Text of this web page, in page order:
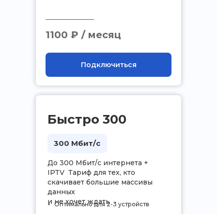
Подключиться
1100 ₽ / месяц
.
Быстро 300
До 300 Мбит/с интернета +
IPTV Тариф для тех, кто
скачивает большие массивы
данных
и не хочет ждать
300 Мбит/с
Оптимально для 2-3 устройств